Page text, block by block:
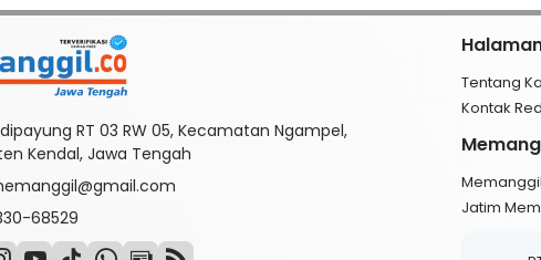
RT 03 RW 05, Kecamatan Ngampel,
Kendal, Jawa Tengah
68529
Tentang
Kontak
Jatim